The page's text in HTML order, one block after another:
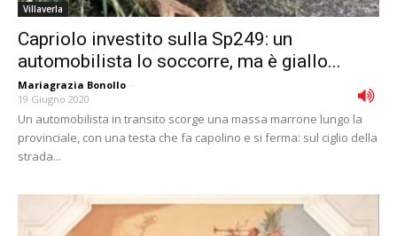
Villaverla
Capriolo investito sulla Sp249: un
automobilista lo soccorre, ma è giallo...
Mariagrazia Bonollo -
19 Giugno 2020
Un automobilista in transito scorge una massa marrone lungo la
provinciale, con una testa che fa capolino e si ferma: sul ciglio della
strada...